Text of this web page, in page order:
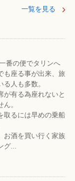
一覧を見る
番の便でタリンへ
も座る事が出来、旅
人も多数。
が有る為座れないと
。
取るには早めの乗船
お酒を買い行く家族
...